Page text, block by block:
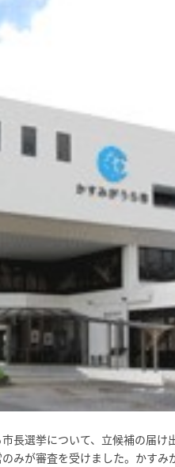
長選挙について、立候補の届け
みが審査を受けました。かすみ